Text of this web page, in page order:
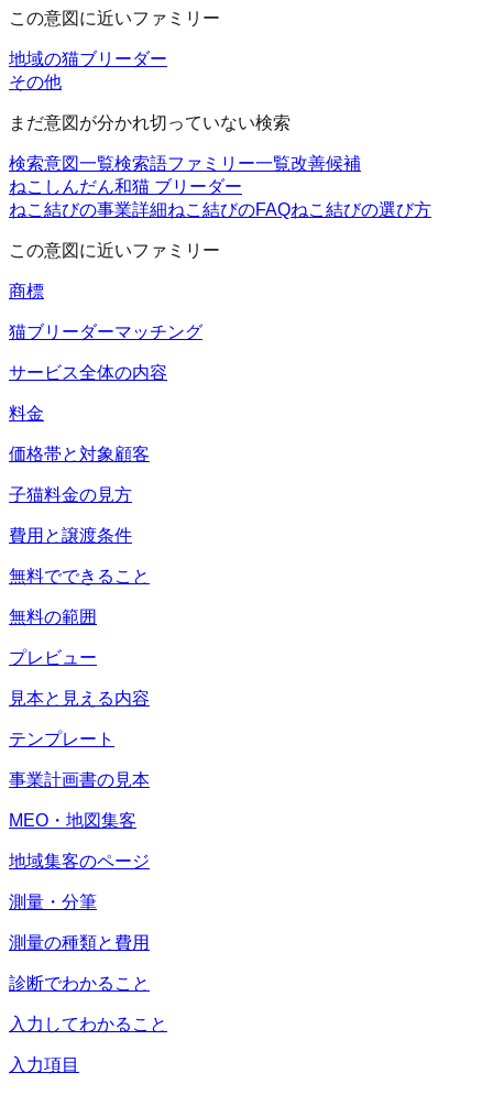
この意図に近いファミリー
地域の猫ブリーダー
その他
まだ意図が分かれ切っていない検索
検索意図一覧検索語ファミリー一覧改善候補
ねこしんだん和猫 ブリーダー
ねこ結びの事業詳細ねこ結びのFAQねこ結びの選び方
この意図に近いファミリー
商標
猫ブリーダーマッチング
サービス全体の内容
料金
価格帯と対象顧客
子猫料金の見方
費用と譲渡条件
無料でできること
無料の範囲
プレビュー
見本と見える内容
テンプレート
事業計画書の見本
MEO・地図集客
地域集客のページ
測量・分筆
測量の種類と費用
診断でわかること
入力してわかること
入力項目